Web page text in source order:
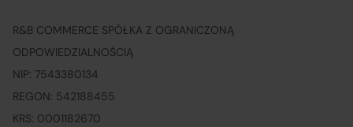
R&B COMMERCE SPÓŁKA Z OGRANICZONĄ
ODPOWIEDZIALNOŚCIĄ
NIP: 7543380134
REGON: 542188455
KRS: 0001182670